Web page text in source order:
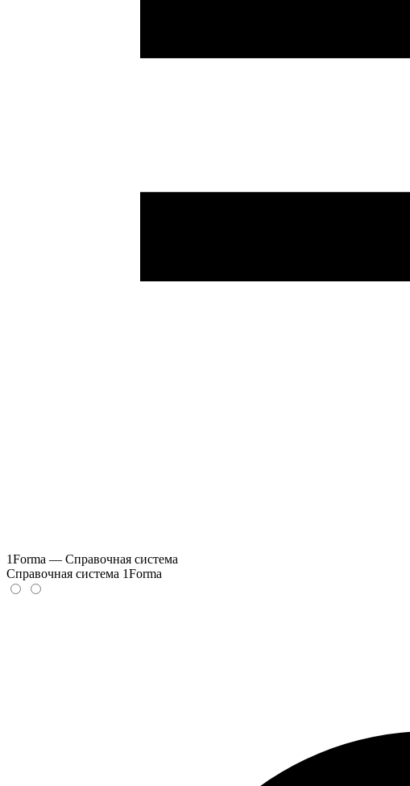
1Forma — Справочная система
Справочная система 1Forma